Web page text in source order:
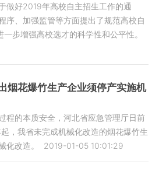
做好2019年高校自主招生工作的通
序、加强监管等方面提出了规范高校自
一步增强高校选才的科学性和公平性。
烟花爆竹生产企业须停产实施机
程的本质安全，河北省应急管理厅日前
，我省未完成机械化改造的烟花爆竹生
化改造。
2019-01-05 10:01:29